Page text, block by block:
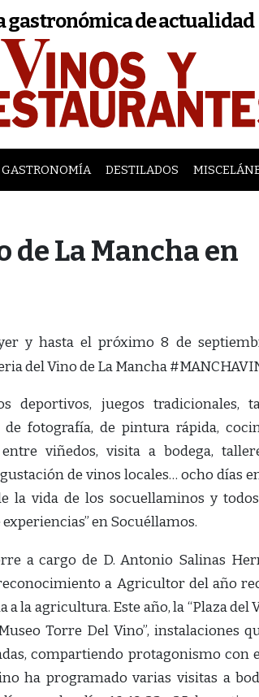
gastronómica de actualidad
GASTRONOMÍA DESTILADOS
de La Mancha en
y hasta el próximo 8 de
del Vino de La Mancha
deportivos, juegos tradicionales,
fotografía, de pintura rápida,
viñedos, visita a bodega,
de vinos locales… ocho días
la vida de los socuellaminos y
en Socuéllamos.
a cargo de D. Antonio Salinas
a Agricultor del año
a la agricultura. Este año, la “Plaza del
Torre Del Vino”, instalaciones
compartiendo protagonismo con
ha programado varias visitas a